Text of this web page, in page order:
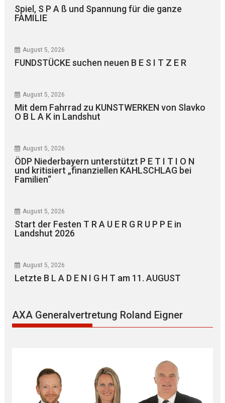
Spiel, S P A ß und Spannung für die ganze
FAMILIE
August 5, 2026
FUNDSTÜCKE suchen neuen B E S I T Z E R
August 5, 2026
Mit dem Fahrrad zu KUNSTWERKEN von Slavko
O B L A K in Landshut
August 5, 2026
ÖDP Niederbayern unterstützt P E T I T I O N
und kritisiert „finanziellen KAHLSCHLAG bei
Familien“
August 5, 2026
Start der Festen T R A U E R G R U P P E in
Landshut 2026
August 5, 2026
Letzte B L A D E N I G H T am 11. AUGUST
AXA Generalvertretung Roland Eigner